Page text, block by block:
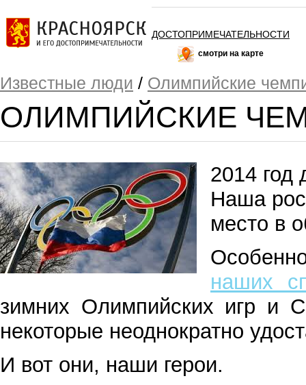
ДОСТОПРИМЕЧАТЕЛЬНОСТИ
смотри на карте
Известные люди / Олимпийские
ОЛИМПИЙСКИЕ
2014 год
Наша
место в
наших
зимних Олимпийских игр и
некоторые неоднократно
И вот они, наши герои.